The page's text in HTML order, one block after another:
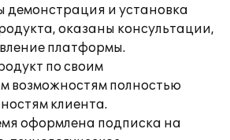
демонстрация и установка
оказаны консультации,
платформы.
по своим
возможностям полностью
клиента.
оформлена подписка на